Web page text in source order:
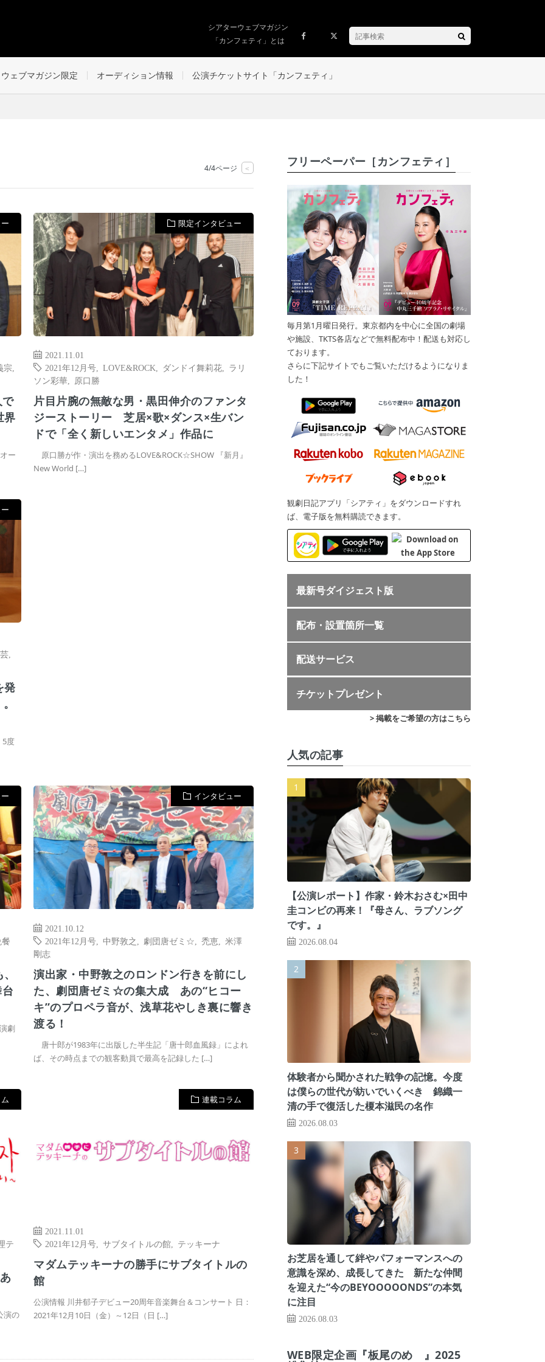
シアターウェブマガジン
「カンフェティ」とは
ウェブマガジン限定 オーディション情報 公演チケットサイト「カンフェティ」
4/4ページ <
宗
界
ー
限定インタビュー
2021.11.01
2021年12月号 ,LOVE&ROCK ダンドイ舞莉花
ラリ
ソン彩華
原口勝
片目片腕の無敵な男・黒田伸介のファンタ
ジーストーリー 芝居×歌×ダンス×生バン
ドで「全く新しいエンタメ」作品に
原口勝が作・演出を務めるLOVE&ROCK☆SHOW 『新月』
New World […]
発
度
餐
劇
インタビュー
2021.10.12
2021年12月号 ,中野敦之 劇団唐ゼミ☆ ,禿恵 ,米澤
剛志
演出家・中野敦之のロンドン行きを前にし
た、劇団唐ゼミ☆の集大成 あの“ヒコー
キ”のプロペラ音が、浅草花やしき裏に響き
渡る！
唐十郎が1983年に出版した半生記「唐十郎血風録」によれ
ば、その時点までの観客動員で最高を記録した […]
テ
演の
連載コラム
2021.11.01
2021年12月号 ,サブタイトルの館 テッキーナ
マダムテッキーナの勝手にサブタイトルの
館
公演情報 川井郁子デビュー20周年音楽舞台＆コンサート 日：
2021年12月10日（金）～12日（日 […]
フリーペーパー［カンフェティ］
毎月第1月曜日発行。東京都内を中心に全国の劇場
や施設、TKTS各店などで無料配布中！配送も対応し
ております。
さらに下記サイトでもご覧いただけるようになりま
した！
観劇日記アプリ「シアティ」をダウンロードすれ
ば、電子版を無料購読できます。
最新号ダイジェスト版
配布・設置箇所一覧
配送サービス
チケットプレゼント
> 掲載をご希望の方はこちら
人気の記事
【公演レポート】作家・鈴木おさむ×田中
圭コンビの再来！『母さん、ラブソング
です。』
2026.08.04
体験者から聞かされた戦争の記憶。今度
は僕らの世代が紡いでいくべき 錦織一
清の手で復活した榎本滋民の名作
2026.08.03
お芝居を通して絆やパフォーマンスへの
意識を深め、成長してきた 新たな仲間
を迎えた“今のBEYOOOOONDS”の本気
に注目
2026.08.03
WEB限定企画『板尾のめ゙』2025